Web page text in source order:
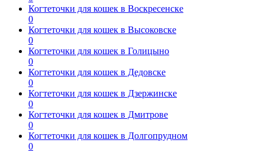
Когтеточки для кошек в Воскресенске
0
Когтеточки для кошек в Высоковске
0
Когтеточки для кошек в Голицыно
0
Когтеточки для кошек в Дедовске
0
Когтеточки для кошек в Дзержинске
0
Когтеточки для кошек в Дмитрове
0
Когтеточки для кошек в Долгопрудном
0